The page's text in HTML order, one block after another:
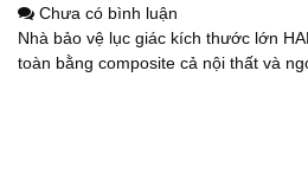
Chưa có bình luận
Nhà bảo vệ lục giác kích thước lớn
toàn bằng composite cả nội thất và